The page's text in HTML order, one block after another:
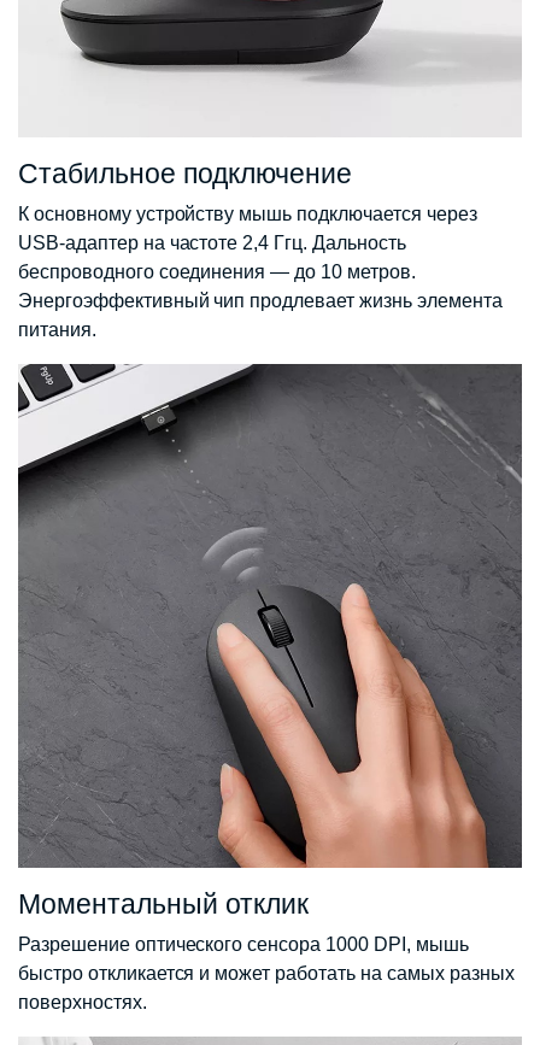
Стабильное подключение
К основному устройству мышь подключается через
USB-адаптер на частоте 2,4 Ггц. Дальность
беспроводного соединения — до 10 метров.
Энергоэффективный чип продлевает жизнь элемента
питания.
Моментальный отклик
Разрешение оптического сенсора 1000 DPI, мышь
быстро откликается и может работать на самых разных
поверхностях.